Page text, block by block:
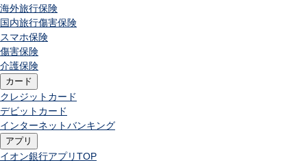
海外旅行保険
国内旅行傷害保険
スマホ保険
傷害保険
介護保険
カード
クレジットカード
デビットカード
インターネットバンキング
アプリ
イオン銀行アプリTOP